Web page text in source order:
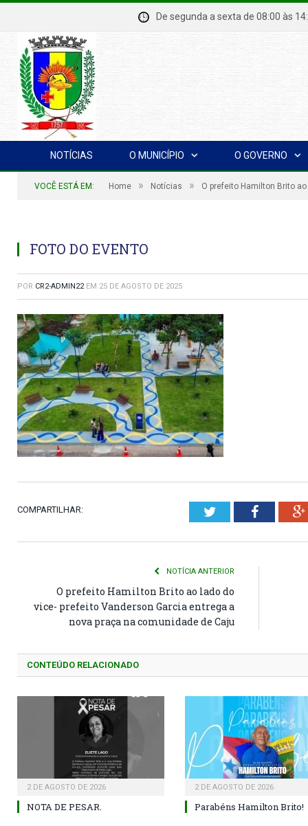
De segunda a sexta de 08:00
NOTÍCIAS O MUNICÍPIO O GOVERNO
VOCÊ ESTÁ EM: Home » Notícias » O prefeito Hamilton Brito
FOTO DO EVENTO
POR CR2-ADMIN22 EM 25 DE AGOSTO DE 2025
COMPARTILHAR: Twitter
NOTÍCIA ANTERIOR
O prefeito Hamilton Brito ao lado do
vice- prefeito Vanderson Garcia entrega a
nova praça na comunidade de Caju
CONTEÚDO RELACIONADO
2 DE AGOSTO DE 2026
NOTA DE PESAR.
2 DE AGOSTO DE 2026
Parabéns Hamilton Brito!